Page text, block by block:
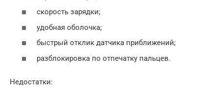
скорость зарядки;
удобная оболочка;
быстрый отклик датчика приближений;
разблокировка по отпечатку пальцев.
Недостатки: